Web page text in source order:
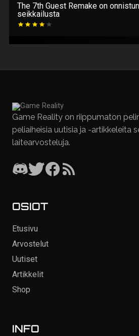
The 7th Guest Remake on
seikkailusta
Game Reality on riippumaton
peliaiheisia uutisia ja -artikkeleita
laitearvosteluja.
OSIOT
Etusivu
Arvostelut
Uutiset
Artikkelit
Shop
INFO